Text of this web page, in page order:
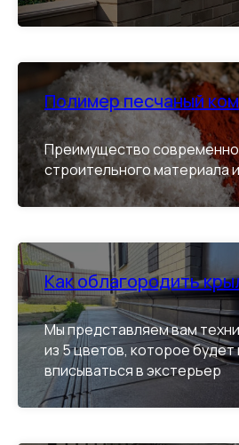
Полимер песчаный
Преимущество
строительного материала
Как облагородить
Мы представляем вам
из 5 цветов, которое
вписываться в экстерьер